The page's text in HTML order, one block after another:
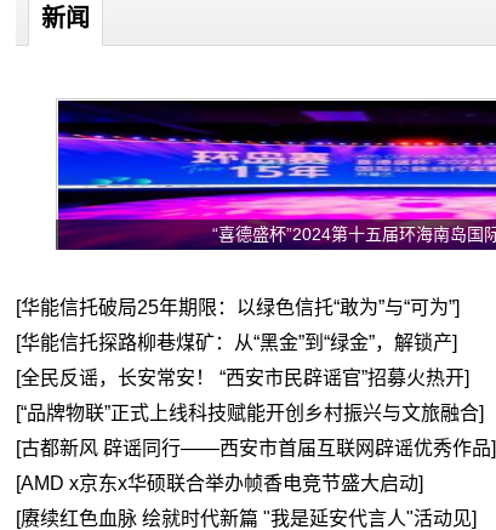
新闻
“喜德盛杯”2024第十五届环海南岛国
[华能信托破局25年期限：以绿色信托“敢为”与“可为”]
[华能信托探路柳巷煤矿：从“黑金”到“绿金”，解锁产]
[全民反谣，长安常安！ “西安市民辟谣官”招募火热开]
[“品牌物联”正式上线科技赋能开创乡村振兴与文旅融合]
[古都新风 辟谣同行——西安市首届互联网辟谣优秀作品]
[AMD x京东x华硕联合举办帧香电竞节盛大启动]
[赓续红色血脉 绘就时代新篇 "我是延安代言人"活动见]